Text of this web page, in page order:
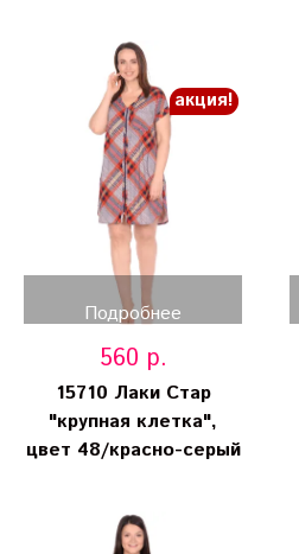
Подробнее
акция!
560 р.
15710 Лаки Стар
"крупная клетка",
цвет 48/красно-серый